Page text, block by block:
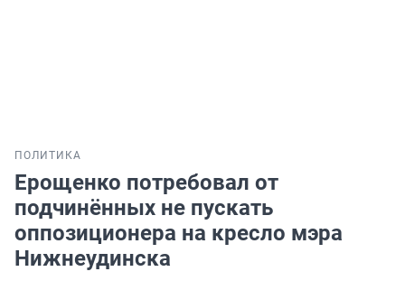
ПОЛИТИКА
Ерощенко потребовал от
подчинённых не пускать
оппозиционера на кресло мэра
Нижнеудинска